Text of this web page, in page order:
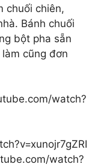
chuối chiên,
Bánh chuối
bột pha sẵn
cũng đơn
watch?
watch?